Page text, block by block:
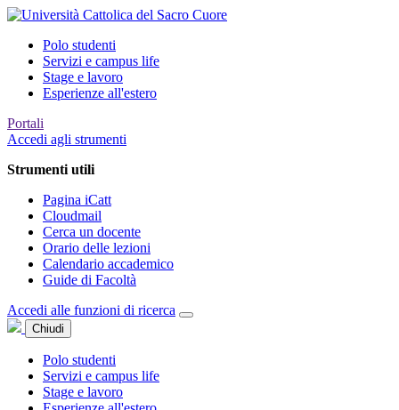
Polo studenti
Servizi e campus life
Stage e lavoro
Esperienze all'estero
Portali
Accedi agli strumenti
Strumenti utili
Pagina iCatt
Cloudmail
Cerca un docente
Orario delle lezioni
Calendario accademico
Guide di Facoltà
Accedi alle funzioni di ricerca
Chiudi
Polo studenti
Servizi e campus life
Stage e lavoro